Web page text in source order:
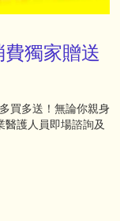
獨家贈送
買多送！無論你親身
護人員即場諮詢及